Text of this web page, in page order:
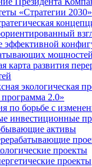
«Стратегии 2030»
эффективной
мощностей
карта развития
экологическая
2.0»
по борьбе с
инвестиционные
активы
проекты
проекты